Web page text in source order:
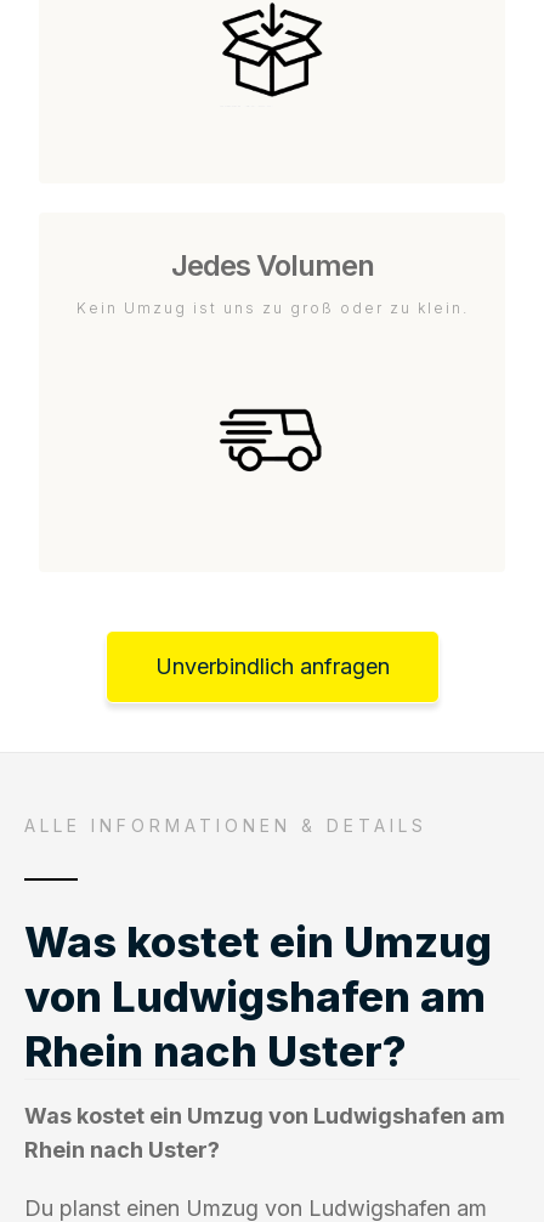
Jedes Volumen
Kein Umzug ist uns zu groß oder zu klein.
Unverbindlich anfragen
ALLE INFORMATIONEN & DETAILS
Was kostet ein Umzug
von Ludwigshafen am
Rhein nach Uster?
Was kostet ein Umzug von Ludwigshafen am
Rhein nach Uster?
Du planst einen Umzug von Ludwigshafen am